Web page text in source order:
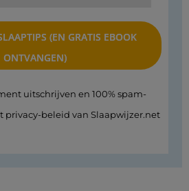
uitschrijven en 100% spam-
privacy-beleid van Slaapwijzer.net